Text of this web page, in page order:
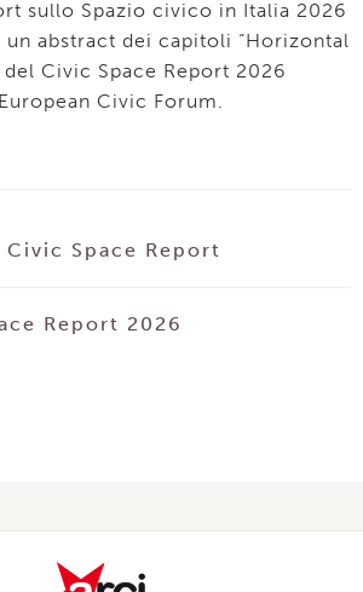
sullo Spazio civico in Italia 2026
un abstract dei capitoli “Horizontal
del Civic Space Report 2026
Civic Forum.
Space Report
Report 2026